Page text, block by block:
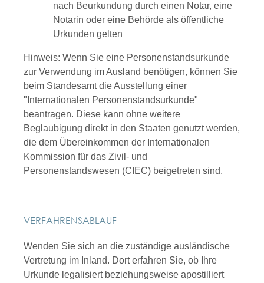
nach Beurkundung durch einen Notar, eine
Notarin oder eine Behörde als öffentliche
Urkunden gelten
Hinweis: Wenn Sie eine Personenstandsurkunde
zur Verwendung im Ausland benötigen, können Sie
beim Standesamt die Ausstellung einer
"Internationalen Personenstandsurkunde"
beantragen. Diese kann ohne weitere
Beglaubigung direkt in den Staaten genutzt werden,
die dem Übereinkommen der Internationalen
Kommission für das Zivil- und
Personenstandswesen (CIEC) beigetreten sind.
VERFAHRENSABLAUF
Wenden Sie sich an die zuständige ausländische
Vertretung im Inland. Dort erfahren Sie, ob Ihre
Urkunde legalisiert beziehungsweise apostilliert